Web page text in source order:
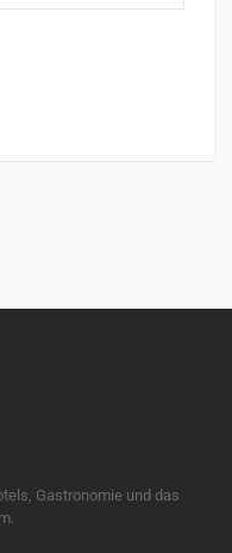
Gastronomie und das